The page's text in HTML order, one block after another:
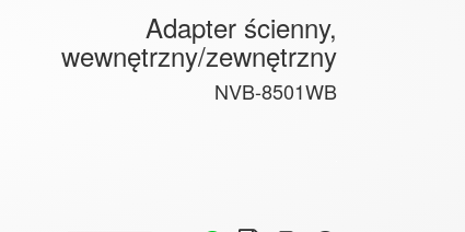
Adapter ścienny,
wewnętrzny/zewnętrzny
NVB-8501WB